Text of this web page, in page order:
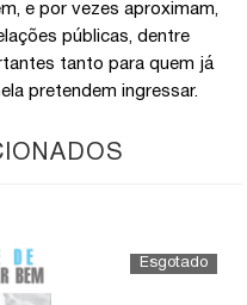
e por vezes aproximam,
públicas, dentre
tanto para quem já
pretendem ingressar.